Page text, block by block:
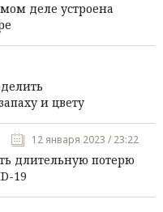
деле устроена
и цвету
12 января 2023 / 23:22
длительную потерю
19